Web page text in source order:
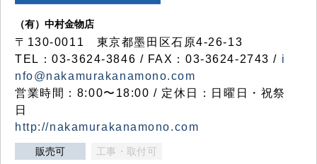
（有）中村金物店
〒130-0011 東京都墨田区石原4-26-13
TEL：03-3624-3846 / FAX：03-3624-2743 / i
nfo@nakamurakanamono.com
営業時間：8:00〜18:00 / 定休日：日曜日・祝祭
日
http://nakamurakanamono.com
販売可 工事・取付可